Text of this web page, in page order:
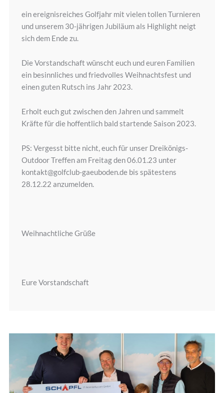
ein ereignisreiches Golfjahr mit vielen tollen Turnieren
und unserem 30-jährigen Jubiläum als Highlight neigt
sich dem Ende zu.
Die Vorstandschaft wünscht euch und euren Familien
ein besinnliches und friedvolles Weihnachtsfest und
einen guten Rutsch ins Jahr 2023.
Erholt euch gut zwischen den Jahren und sammelt
Kräfte für die hoffentlich bald startende Saison 2023.
PS: Vergesst bitte nicht, euch für unser Dreikönigs-
Outdoor Treffen am Freitag den 06.01.23 unter
kontakt@golfclub-gaeuboden.de bis spätestens
28.12.22 anzumelden.
Weihnachtliche Grüße
Eure Vorstandschaft